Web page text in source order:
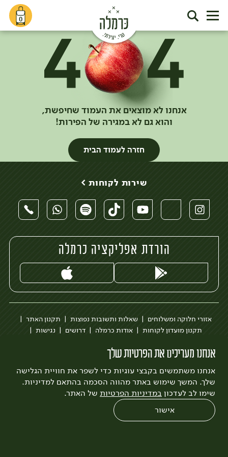
0
אנחנו לא מוצאים את העמוד שחיפשת,
והוא גם לא במגירה של הפירות!
חזרה לעמוד הבית
אנחנו מעריכים את הפרטיות שלך
אנחנו משתמשים בקבצי עוגיות כדי לשפר את חוויית הגלישה
שלך. המשך שימוש באתר מהווה הסכמה בהתאם למדיניות.
שימו לב לעדכון במדיניות הפרטיות של האתר.
אישור
שירות לקוחות >
הורדת אפליקציה כרמלה
אזורי חלוקה ומשלוחים שאלות ותשובות נפוצות
תקנון האתר
תקנון מועדון לקוחות
אודות כרמלה דרושים
נגישות
לצפייה בעדכון מדיניות פרטיות
עיצוב:3bears פיתוח:Quatro